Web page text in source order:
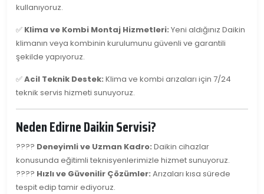
kullanıyoruz.
✅ Klima ve Kombi Montaj Hizmetleri: Yeni aldığınız Daikin
klimanın veya kombinin kurulumunu güvenli ve garantili
şekilde yapıyoruz.
✅Acil Teknik Destek: Klima ve kombi arızaları için 7/24
teknik servis hizmeti sunuyoruz.
Neden Edirne Daikin Servisi?
???? Deneyimli ve Uzman Kadro: Daikin cihazlar
konusunda eğitimli teknisyenlerimizle hizmet sunuyoruz.
???? Hızlı ve Güvenilir Çözümler: Arızaları kısa sürede
tespit edip tamir ediyoruz.